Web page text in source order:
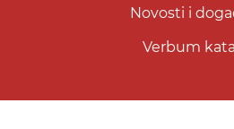
Novosti i
Verbum